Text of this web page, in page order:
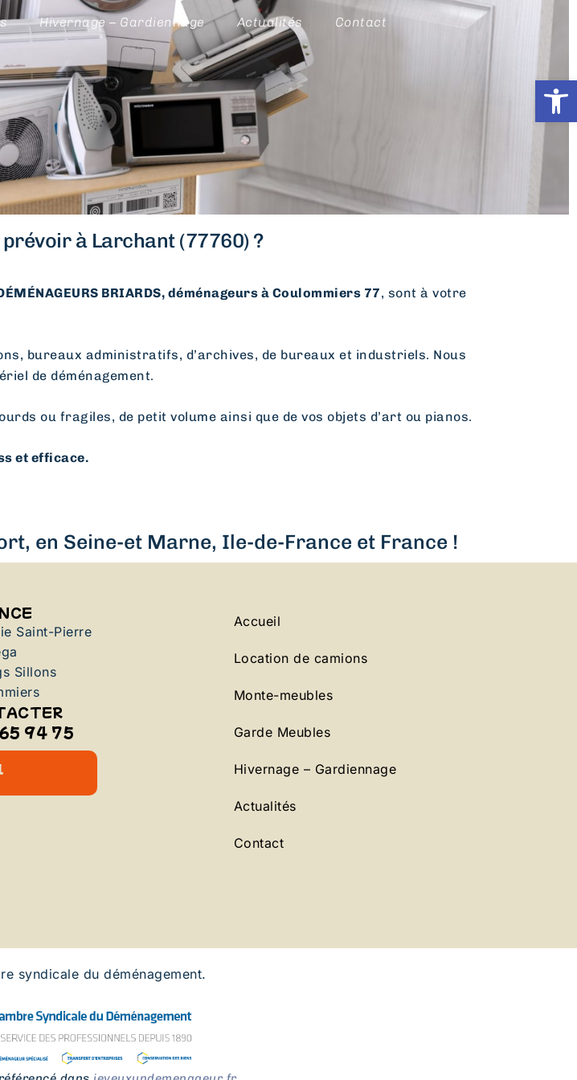
Ouvrir
Hivernage – Gardiennage Actualités Contact
à Larchant (77760) ?
BRIARDS, déménageurs à Coulommiers 77, sont à votre
bureaux administratifs, d’archives, de bureaux et industriels. Nous
de déménagement.
ou fragiles, de petit volume ainsi que de vos objets d’art ou pianos.
et efficace.
en Seine-et Marne, Ile-de-France et France !
Saint-Pierre
Sillons
94 75
Accueil
Location de camions
Monte-meubles
Garde Meubles
Hivernage – Gardiennage
Actualités
Contact
syndicale du déménagement.